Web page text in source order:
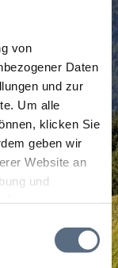
von
Daten
und zur
Um alle
klicken Sie
geben wir
Website an
und
oder die
gesammelt